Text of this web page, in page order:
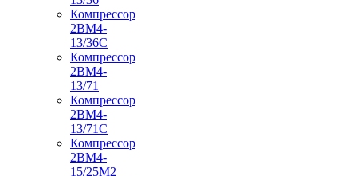
Компрессор
2ВМ4-
13/36С
Компрессор
2ВМ4-
13/71
Компрессор
2ВМ4-
13/71С
Компрессор
2ВМ4-
15/25М2